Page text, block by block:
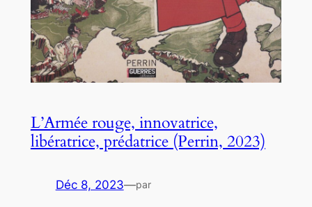
L’Armée rouge, innovatrice,
libératrice, prédatrice (Perrin, 2023)
Déc 8, 2023—par